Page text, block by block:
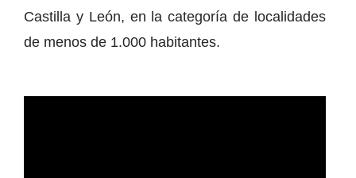
Castilla y León, en la categoría de localidades
de menos de 1.000 habitantes.